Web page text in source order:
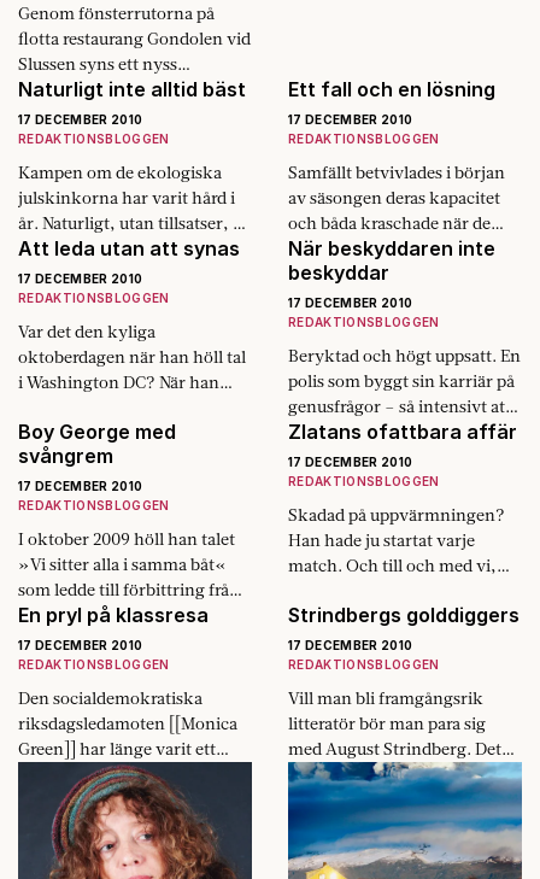
Genom fönsterrutorna på
flotta restaurang Gondolen vid
Slussen syns ett nyss
vinterklätt Stockholm. Men
författarna Måns Gahrton och
Johan Unenge äter helst i
Köket, som…
Naturligt inte alltid bäst
17 DECEMBER 2010
REDAKTIONSBLOGGEN
Kampen om de ekologiska
julskinkorna har varit hård i
år. Naturligt, utan tillsatser, är
det dominerande matmottot.
Äkta vara ska det vara. Jakten
på det…
Ett fall och en lösning
17 DECEMBER 2010
REDAKTIONSBLOGGEN
Samfällt betvivlades i början
av säsongen deras kapacitet
och båda kraschade när de
ställdes på prov. Att närma sig
mållinjen i hög hastighet utan
att…
Att leda utan att synas
17 DECEMBER 2010
REDAKTIONSBLOGGEN
Var det den kyliga
oktoberdagen när han höll tal
i Washington DC? När han
publiken som ville veta när
hon…
När beskyddaren inte
beskyddar
17 DECEMBER 2010
REDAKTIONSBLOGGEN
Beryktad och högt uppsatt. En
polis som byggt sin karriär på
genusfrågor – så intensivt att
han kallades för Kapten
Klänning bakom ryggen. Det
visade…
Boy George med
svångrem
17 DECEMBER 2010
REDAKTIONSBLOGGEN
I oktober 2009 höll han talet
»Vi sitter alla i samma båt«
som ledde till förbittring från
folk, fack och
Labourregering, trots att han
bara…
Zlatans ofattbara affär
17 DECEMBER 2010
REDAKTIONSBLOGGEN
Skadad på uppvärmningen?
Han hade ju startat varje
match. Och till och med vi,
tredje läktarnivå, hade ju sett
honom…
En pryl på klassresa
17 DECEMBER 2010
REDAKTIONSBLOGGEN
Den socialdemokratiska
riksdagsleda­moten [[Monica
Green]] har länge varit ett
favoritföremål för hån inom
landets unga borgerlighet.
Under året har hon anklagat
kristdemokratledaren [[Göran
Strindbergs golddiggers
17 DECEMBER 2010
REDAKTIONSBLOGGEN
Vill man bli framgångsrik
litteratör bör man para sig
med August Strindberg. Det
säger oss det gångna bokårets
extremer. Det vi har att göra
med…